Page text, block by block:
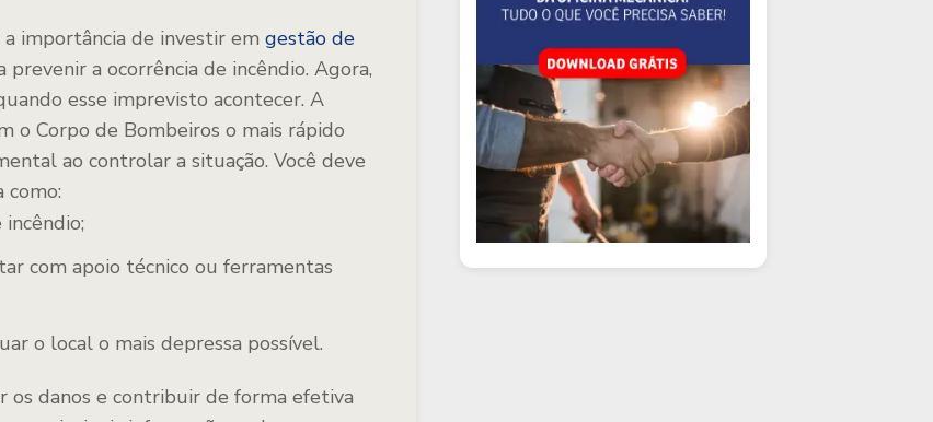
importância de investir em gestão de
prevenir a ocorrência de incêndio. Agora,
esse imprevisto acontecer. A
o Corpo de Bombeiros o mais rápido
ao controlar a situação. Você deve
como:
com apoio técnico ou ferramentas
o local o mais depressa possível.
os danos e contribuir de forma efetiva